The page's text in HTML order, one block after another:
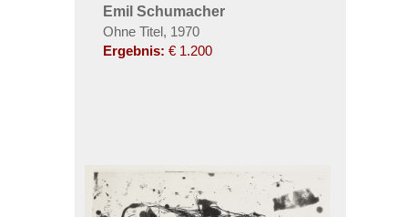
Emil Schumacher
Ohne Titel, 1970
Ergebnis: € 1.200